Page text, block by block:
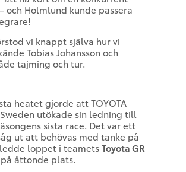
och Holmlund kunde passera
vi knappt själva hur vi
Tobias Johansson och
tajming och tur.
heatet gjorde att TOYOTA
utökade sin ledning till
sista race. Det var ett
ut att behövas med tanke på
loppet i teametsToyota GR
åttonde plats.